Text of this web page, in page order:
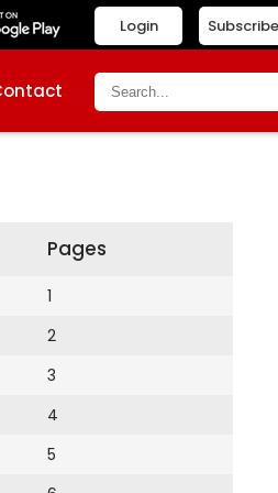
Subscribe
Login
Pages
1
2
3
4
5